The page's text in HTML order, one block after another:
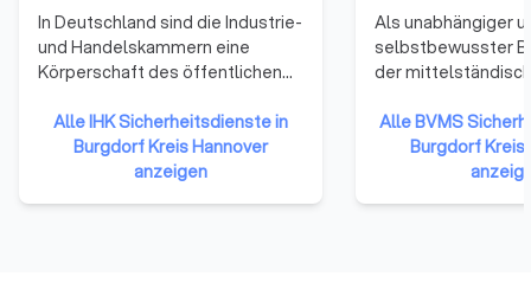
In Deutschland sind die Industrie-
und Handelskammern eine
Körperschaft des öffentlichen
Unternehmen einer Region. Alle
Gewerbetreibenden und
Unternehmen mit Ausnahme
Alle IHK Sicherheitsdienste in
Burgdorf Kreis Hannover
anzeigen
Als unabhängiger
selbstbewusster
der
Deutschland
unserer Gründung
erfolgreich
Alle BVMS
Burgdorf Kreis